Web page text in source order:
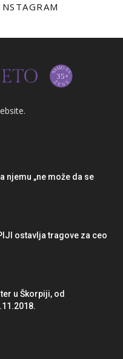
njemu „ne može da se
ostavlja tragove za ceo
u Škorpiji, od